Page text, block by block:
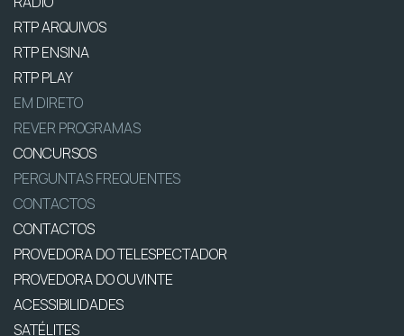
RTP ARQUIVOS
RTP ENSINA
RTP PLAY
EM DIRETO
REVER PROGRAMAS
CONCURSOS
PERGUNTAS FREQUENTES
CONTACTOS
CONTACTOS
PROVEDORA DO TELESPECTADOR
PROVEDORA DO OUVINTE
ACESSIBILIDADES
SATÉLITES